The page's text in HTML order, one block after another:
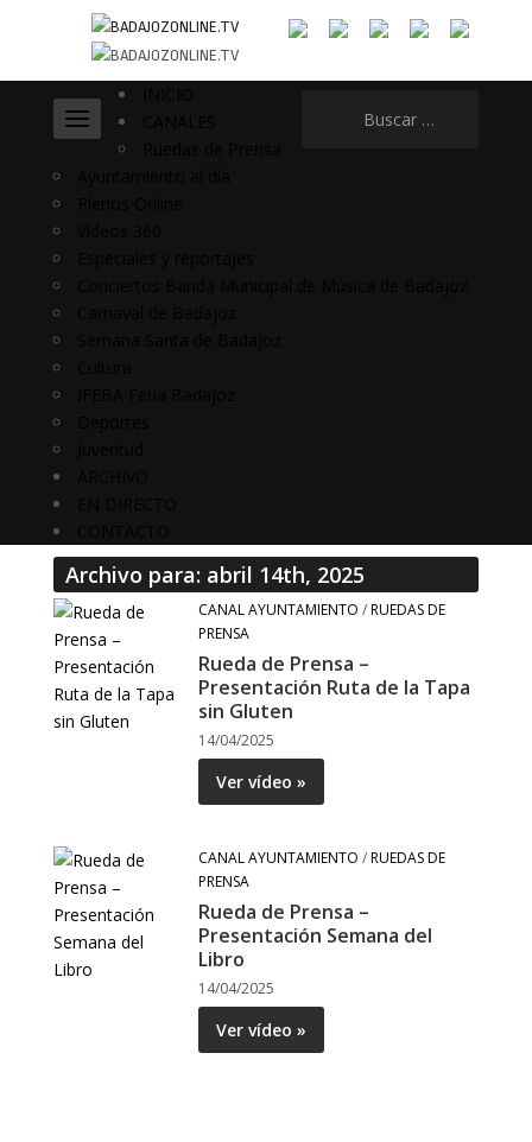
Archivo para: abril 14th, 2025
CANAL AYUNTAMIENTO /RUEDAS DE
PRENSA
Rueda de Prensa –
Presentación Ruta de la Tapa
sin Gluten
14/04/2025
Ver vídeo »
CANAL AYUNTAMIENTO /RUEDAS DE
PRENSA
Rueda de Prensa –
Presentación Semana del
Libro
14/04/2025
Ver vídeo »